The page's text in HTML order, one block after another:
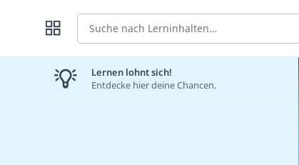
Suche
Lernen lohnt sich!
Entdecke hier deine Chancen.